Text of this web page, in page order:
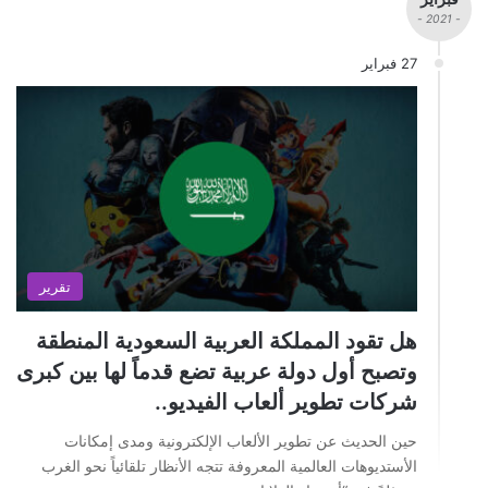
- 2021 -
27 فبراير
تقرير
هل تقود المملكة العربية السعودية المنطقة
وتصبح أول دولة عربية تضع قدماً لها بين كبرى
شركات تطوير ألعاب الفيديو..
حين الحديث عن تطوير الألعاب الإلكترونية ومدى إمكانات
الأستديوهات العالمية المعروفة تتجه الأنظار تلقائياً نحو الغرب